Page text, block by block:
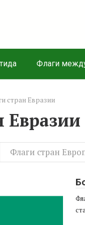
Флаги
стран Евразии
Евразии
Флаги стран